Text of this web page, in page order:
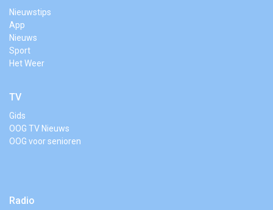
Nieuwstips
App
Nieuws
Sport
Het Weer
TV
Gids
OOG TV Nieuws
OOG voor senioren
Radio